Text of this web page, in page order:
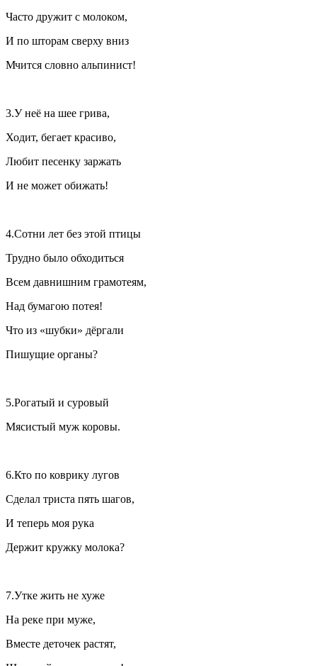
Часто дружит с молоком,
И по шторам сверху вниз
Мчится словно альпинист!
3.У неё на шее грива,
Ходит, бегает красиво,
Любит песенку заржать
И не может обижать!
4.Сотни лет без этой птицы
Трудно было обходиться
Всем давнишним грамотеям,
Над бумагою потея!
Что из «шубки» дёргали
Пишущие органы?
5.Рогатый и суровый
Мясистый муж коровы.
6.Кто по коврику лугов
Сделал триста пять шагов,
И теперь моя рука
Держит кружку молока?
7.Утке жить не хуже
На реке при муже,
Вместе деточек растят,